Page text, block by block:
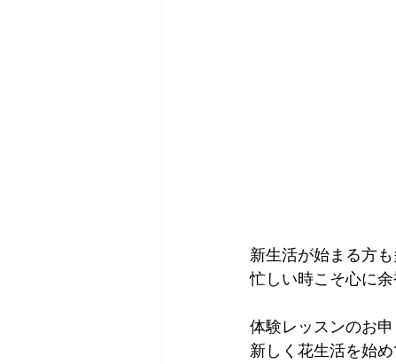
新生活が始まる方
忙しい時こそ心に
体験レッスンのお
新しく花生活を始